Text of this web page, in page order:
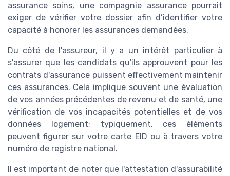
assurance soins, une compagnie assurance pourrait
exiger de vérifier votre dossier afin d’identifier votre
capacité à honorer les assurances demandées.
Du côté de l'assureur, il y a un intérêt particulier à
s'assurer que les candidats qu'ils approuvent pour les
contrats d'assurance puissent effectivement maintenir
ces assurances. Cela implique souvent une évaluation
de vos années précédentes de revenu et de santé, une
vérification de vos incapacités potentielles et de vos
données logement; typiquement, ces éléments
peuvent figurer sur votre carte EID ou à travers votre
numéro de registre national.
Il est important de noter que l'attestation d'assurabilité